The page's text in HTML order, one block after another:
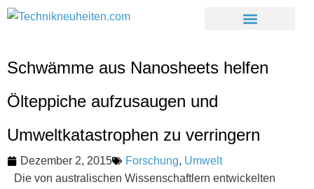
Schwämme aus Nanosheets helfen
Ölteppiche aufzusaugen und
Umweltkatastrophen zu verringern
Dezember 2, 2015 Forschung, Umwelt
Die von australischen Wissenschaftlern entwickelten